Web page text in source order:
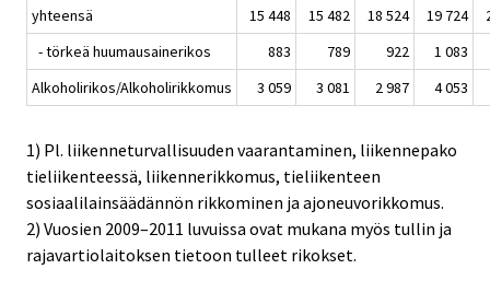
yhteensä 15 448 15 482 18 524 19 724
- törkeä huumausainerikos
883 789 922
1 083
Alkoholirikos/Alkoholirikkomus
3 059 3 081 2 987 4 053
1) Pl. liikenneturvallisuuden vaarantaminen, liikennepako
tieliikenteessä, liikennerikkomus, tieliikenteen
sosiaalilainsäädännön rikkominen ja ajoneuvorikkomus.
2) Vuosien 2009–2011 luvuissa ovat mukana myös tullin ja
rajavartiolaitoksen tietoon tulleet rikokset.